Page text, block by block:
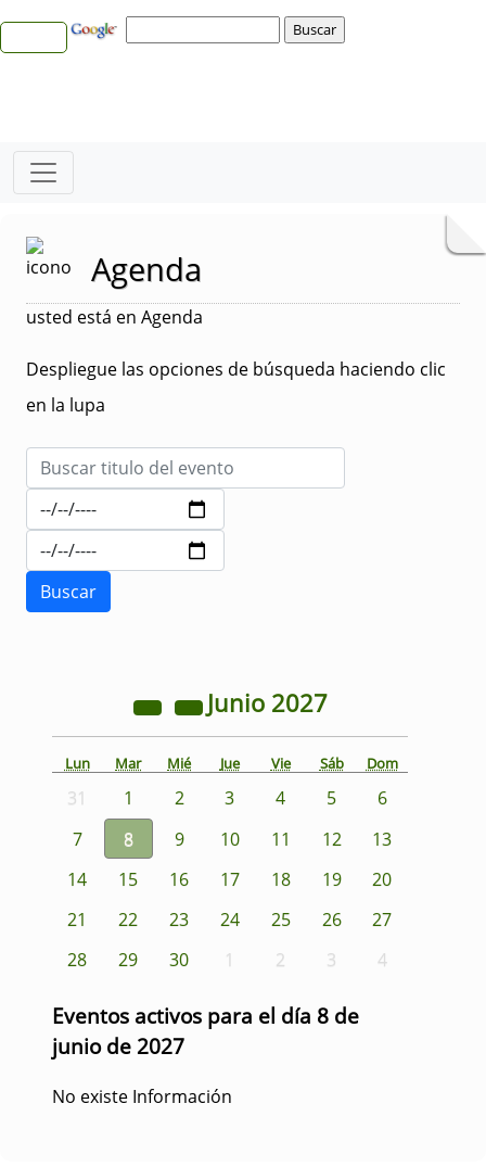
Agenda
usted está en Agenda
Despliegue las opciones de búsqueda haciendo clic
en la lupa
Junio 2027
Lun Mar Mié Jue Vie Sáb Dom
31 1 2 3 4 5
6
7
8 9 10 11 12
13
14
15 16 17 18 19
20
21
22 23 24 25 26
27
28
29 30 1 2 3 4
Eventos activos para el día 8 de
junio de 2027
No existe Información